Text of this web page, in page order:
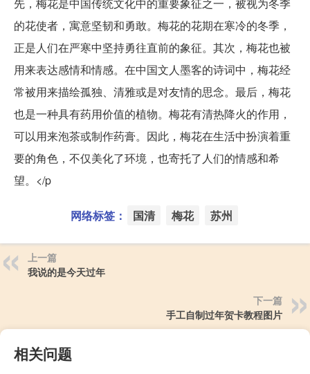
先，梅花是中国传统文化中的重要象征之一，被视为冬季
的花使者，寓意坚韧和勇敢。梅花的花期在寒冷的冬季，
正是人们在严寒中坚持勇往直前的象征。其次，梅花也被
用来表达感情和情感。在中国文人墨客的诗词中，梅花经
常被用来描绘孤独、清雅或是对友情的思念。最后，梅花
也是一种具有药用价值的植物。梅花有清热降火的作用，
可以用来泡茶或制作药膏。因此，梅花在生活中扮演着重
要的角色，不仅美化了环境，也寄托了人们的情感和希
望。</p
网络标签： 国清 梅花 苏州
上一篇
我说的是今天过年
下一篇
手工自制过年贺卡教程图片
相关问题